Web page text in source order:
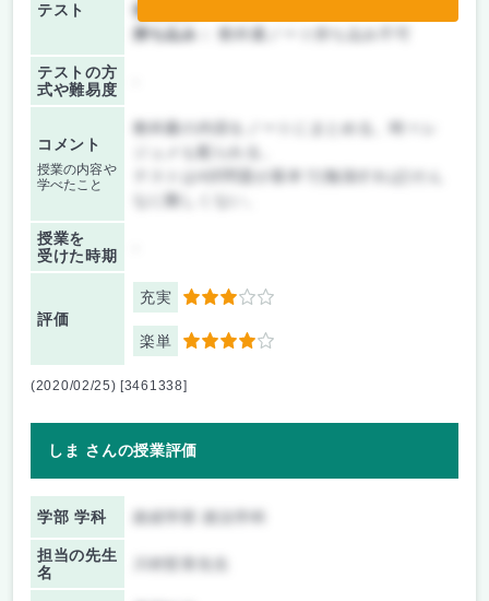
テスト
後期/期末：
持ち込み：
教科書ノート持ち込み不可
テストの方
式や難易度
コメント
授業の内容や
学べたこと
教科書の内容をノートにまとめる。時々レ
テストは4択問題が基本で(勉強すれば)そん
授業を
受けた時期
評価
充実 3
楽単 4
(2020/02/25) [3461338]
しま さんの授業評価
学部 学科 政経学部 政治学科
担当の先生
名